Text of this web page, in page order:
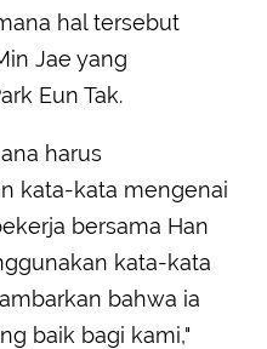
hal tersebut
Jae yang
Eun Tak.
harus
kata-kata mengenai
bersama Han
kata-kata
bahwa ia
baik bagi kami,"